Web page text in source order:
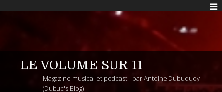
LE VOLUME SUR 11
Magazine musical et podcast - par Antoine Dubuquoy
(Dubuc's Blog)